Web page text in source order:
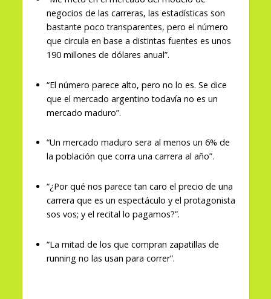
negocios de las carreras, las estadísticas son
bastante poco transparentes, pero el número
que circula en base a distintas fuentes es unos
190 millones de dólares anual”.
“El número parece alto, pero no lo es. Se dice
que el mercado argentino todavía no es un
mercado maduro”.
“Un mercado maduro sera al menos un 6% de
la población que corra una carrera al año”.
“¿Por qué nos parece tan caro el precio de una
carrera que es un espectáculo y el protagonista
sos vos; y el recital lo pagamos?”.
“La mitad de los que compran zapatillas de
running no las usan para correr”.